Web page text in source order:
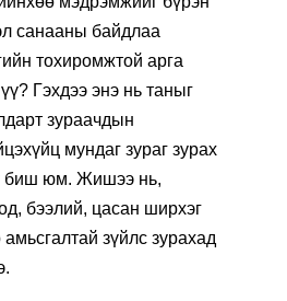
санааны байдлаа
тохиромжтой арга
Гэхдээ энэ нь таныг
зураачдын
мундаг зураг зурах
биш юм. Жишээ нь,
бээлий, цасан ширхэг
зүйлс зурахад